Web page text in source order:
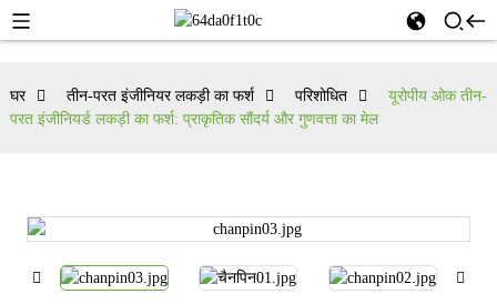
घर तीन-परत इंजीनियर लकड़ी का फर्श परिशोधित
यूरोपीय ओक तीन-
परत इंजीनियर्ड लकड़ी का फर्श: प्राकृतिक सौंदर्य और गुणवत्ता का मेल